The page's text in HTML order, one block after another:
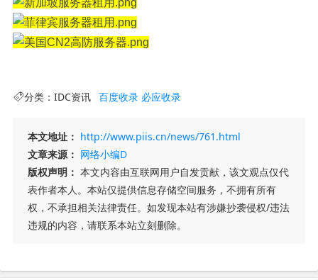
分类： IDC资讯 百度收录 必应收录
本文地址： http://www.piis.cn/news/761.html
文章来源： 网络小编D
版权声明： 本文内容由互联网用户自发贡献，该文观点仅代
表作者本人。本站仅提供信息存储空间服务，不拥有所有
权，不承担相关法律责任。如发现本站有涉嫌抄袭侵权/违法
违规的内容，请联系本站立刻删除。